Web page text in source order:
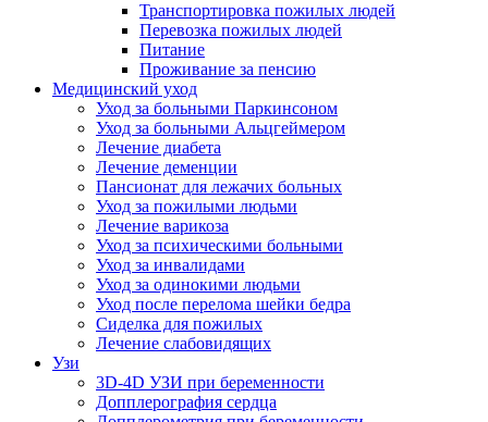
Транспортировка пожилых людей
Перевозка пожилых людей
Питание
Проживание за пенсию
Медицинский уход
Уход за больными Паркинсоном
Уход за больными Альцгеймером
Лечение диабета
Лечение деменции
Пансионат для лежачих больных
Уход за пожилыми людьми
Лечение варикоза
Уход за психическими больными
Уход за инвалидами
Уход за одинокими людьми
Уход после перелома шейки бедра
Сиделка для пожилых
Лечение слабовидящих
Узи
3D-4D УЗИ при беременности
Допплерография сердца